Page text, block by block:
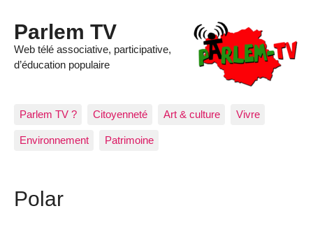
Parlem TV
Web télé associative, participative,
d’éducation populaire
Parlem TV ? Citoyenneté Art & culture Vivre
Environnement Patrimoine
Polar